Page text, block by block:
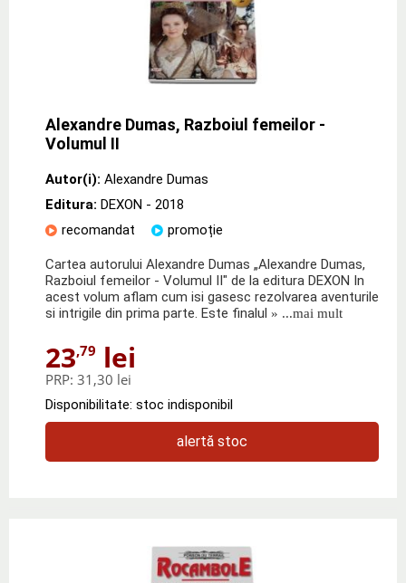
Alexandre Dumas, Razboiul femeilor -
Volumul II
Autor(i): Alexandre Dumas
Editura: DEXON - 2018
recomandat
promoție
Cartea autorului Alexandre Dumas „Alexandre Dumas,
Razboiul femeilor - Volumul II" de la editura DEXON In
acest volum aflam cum isi gasesc rezolvarea aventurile
si intrigile din prima parte. Este finalul » ...mai mult
23,79 lei
PRP: 31,30 lei
Disponibilitate: stoc indisponibil
alertă stoc